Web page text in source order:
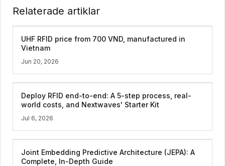
Relaterade artiklar
UHF RFID price from 700 VND, manufactured in
Vietnam
Jun 20, 2026
Deploy RFID end-to-end: A 5-step process, real-
world costs, and Nextwaves' Starter Kit
Jul 6, 2026
Joint Embedding Predictive Architecture (JEPA): A
Complete, In-Depth Guide